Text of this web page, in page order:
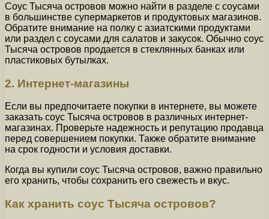
Соус Тысяча островов можно найти в разделе с соусами
в большинстве супермаркетов и продуктовых магазинов.
Обратите внимание на полку с азиатскими продуктами
или раздел с соусами для салатов и закусок. Обычно соус
Тысяча островов продается в стеклянных банках или
пластиковых бутылках.
2. Интернет-магазины
Если вы предпочитаете покупки в интернете, вы можете
заказать соус Тысяча островов в различных интернет-
магазинах. Проверьте надежность и репутацию продавца
перед совершением покупки. Также обратите внимание
на срок годности и условия доставки.
Когда вы купили соус Тысяча островов, важно правильно
его хранить, чтобы сохранить его свежесть и вкус.
Как хранить соус Тысяча островов?